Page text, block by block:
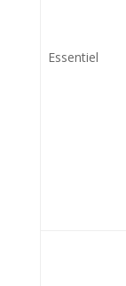
Essentiel